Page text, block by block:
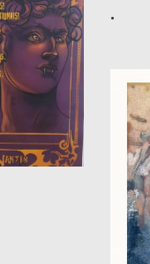
.